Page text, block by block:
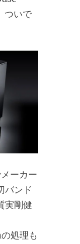
ついで
ーカー
バンド
実剛健
処理も